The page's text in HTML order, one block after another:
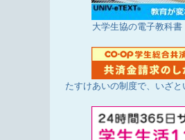
大学生協の電子教科
たすけあいの制度で、いざと